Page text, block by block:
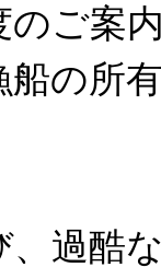
のご案
の所
、過酷